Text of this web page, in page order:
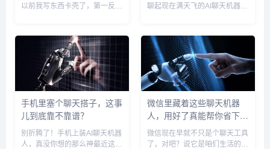
以前我写东西卡壳了，第一反应
呢？我越来越习惯对着某个聊天
机器人对话框，直接问：“嘿，
帮我解释一下量子计算对普通人
聊起现在满天飞的AI聊天机器
都差不多，但用起来就是有的顺
心顺手，有的恨不得立刻关掉，
你说，核心算法可能都来自那几
个大...
手机里塞个聊天搭子，这事
儿到底靠不靠谱？
别折腾了！手机上装AI聊天机器
人，真没你想的那么神最近这阵
微信里藏着这些聊天机器
人，用好了真能帮你省下大
把时间！
微信现在早就不只是个聊天工具
了，对吧？说它是咱们生活的一